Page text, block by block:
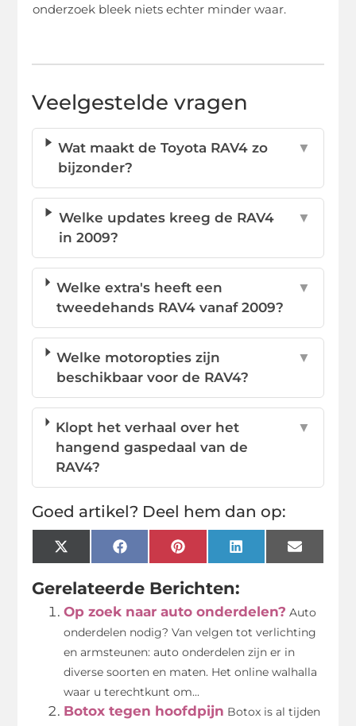
onderzoek bleek niets echter minder waar.
Veelgestelde vragen
Wat maakt de Toyota RAV4 zo
bijzonder?
▼
Welke updates kreeg de RAV4
in 2009?
▼
Welke extra's heeft een
tweedehands RAV4 vanaf 2009?
▼
Welke motoropties zijn
beschikbaar voor de RAV4?
▼
Klopt het verhaal over het
hangend gaspedaal van de
RAV4?
▼
Goed artikel? Deel hem dan op:
X
(Twitter)
FacebookPinterestLinkedInEmail
Gerelateerde Berichten:
Op zoek naar auto onderdelen? Auto
onderdelen nodig? Van velgen tot verlichting
en armsteunen: auto onderdelen zijn er in
diverse soorten en maten. Het online walhalla
waar u terechtkunt om...
Botox tegen hoofdpijn Botox is al tijden